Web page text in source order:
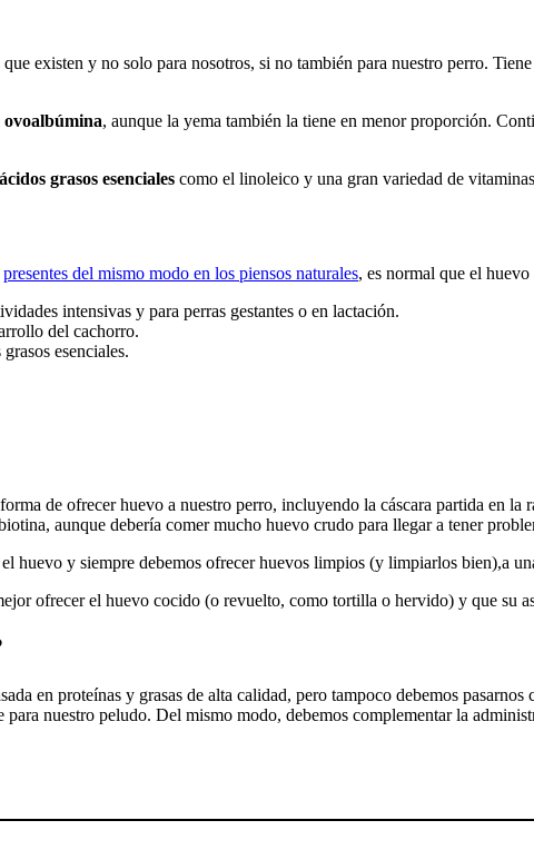
existen y no solo para nosotros, si no también para nuestro perro.
ovoalbúmina, aunque la yema también la tiene en menor proporción.
grasos esenciales como el linoleico y una gran variedad de
presentes del mismo modo en los piensos naturales, es normal que el
intensivas y para perras gestantes o en lactación.
del cachorro.
esenciales.
de ofrecer huevo a nuestro perro, incluyendo la cáscara partida en
aunque debería comer mucho huevo crudo para llegar a tener
huevo y siempre debemos ofrecer huevos limpios (y limpiarlos bien),a
ofrecer el huevo cocido (o revuelto, como tortilla o hervido) y que su
en proteínas y grasas de alta calidad, pero tampoco debemos
para nuestro peludo. Del mismo modo, debemos complementar la